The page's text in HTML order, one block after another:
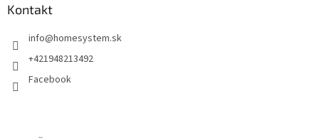
Kontakt
info@homesystem.sk
+421948213492
Facebook